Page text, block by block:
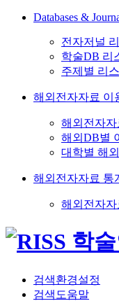
Databases &
전자저널
학술DB 리
주제별 리
해외전자자료 이
해외전자자
해외DB별
대학별 해
해외전자자료 통
해외전자자
검색환경설정
검색도움말